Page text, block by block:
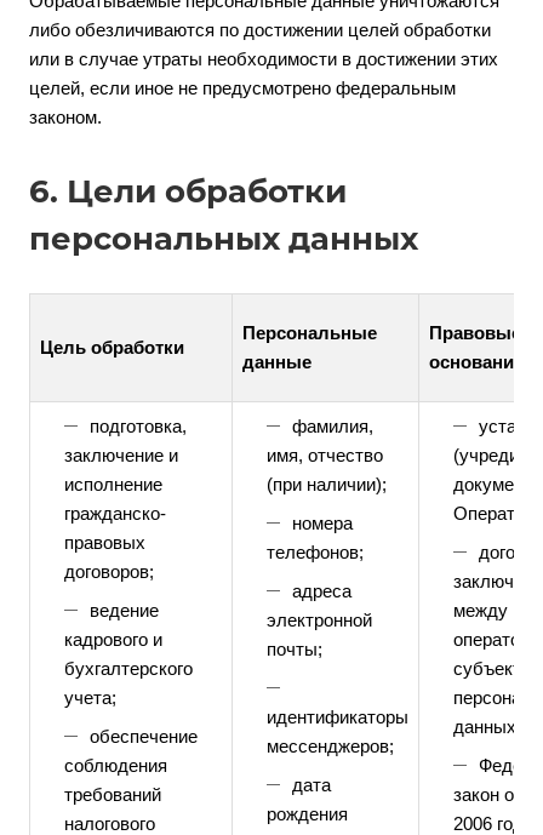
либо обезличиваются по достижении целей обработки
или в случае утраты необходимости в достижении этих
целей, если иное не предусмотрено федеральным
законом.
6. Цели обработки
персональных данных
Цель обработки
Персональные
данные
Правовые
основания
подготовка,
заключение и
исполнение
гражданско-
правовых
договоров;
ведение
кадрового и
бухгалтерского
учета;
обеспечение
соблюдения
требований
налогового
фамилия,
имя, отчество
(при наличии);
номера
телефонов;
адреса
электронной
почты;
идентификаторы
мессенджеров;
дата
рождения
между
субъектом
данных;
закон от
2006